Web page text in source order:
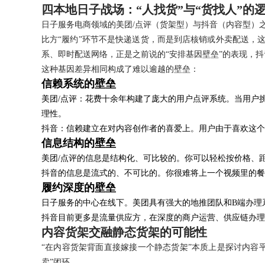
四本地日子战场：“人找货”与“货找人”的
日子服务电商领域的美团/点评（货架型）与抖音（内容型）
比方“履约”环节不是快递送货，而是到店核销或外卖配送
系、即时配送网络，正是之前说的“安排基因壁垒”的表现，
这种基因差异相同构成了难以逾越的壁垒：
信赖系统的壁垒
美团/点评：花费十余年构建了庞大的用户点评系统。当用
理性。
抖音：信赖建立在对内容创作者的喜爱上。用户由于喜欢这
信息结构的壁垒
美团/点评的信息是结构化、可比较的。你可以轻松按价格、
抖音的信息是流式的、不可比的。你很难将上一个视频里的
履约深度的壁垒
日子服务的中心在线下。美团具有强大的地推团队和B端办
抖音目前更多是流量供应方，在深度的商户运营、供应链办
内容货架交融静态货架的可能性
“在内容货架背面直接嫁接一个静态货架”本质上是探讨内